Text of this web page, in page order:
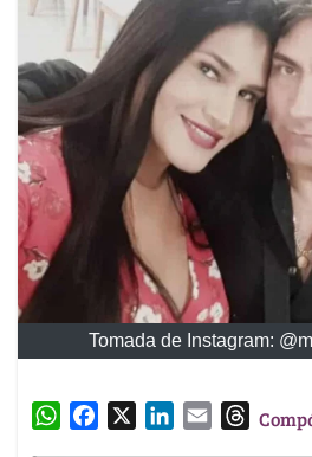
Tomada de Instagram:
W
T